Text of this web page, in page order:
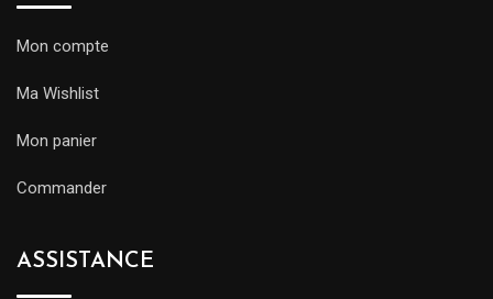
Mon compte
Ma Wishlist
Mon panier
Commander
ASSISTANCE